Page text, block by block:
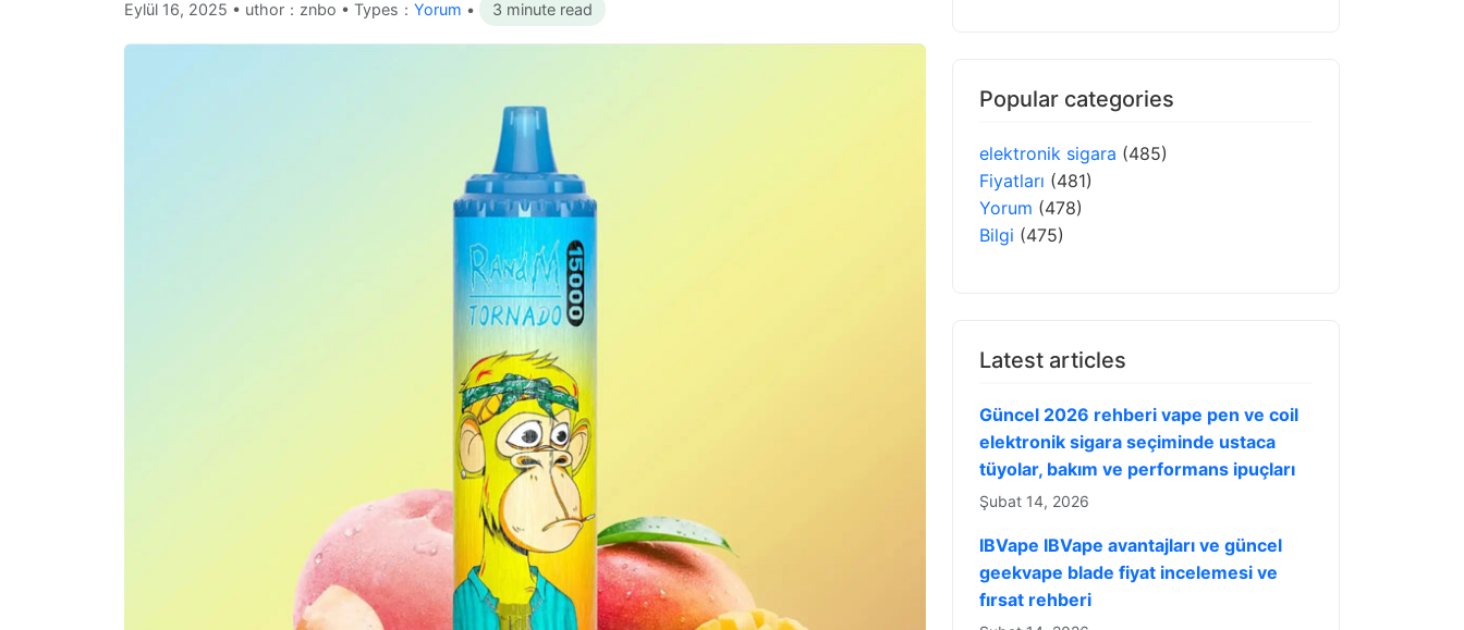
Eylül 16, 2025 • uthor：znbo • Types： Yorum • 3 minute read
Popular categories
elektronik sigara (485)
Fiyatları (481)
Yorum (478)
Bilgi (475)
Latest articles
Güncel 2026 rehberi vape pen ve coil
elektronik sigara seçiminde ustaca
tüyolar, bakım ve performans ipuçları
Şubat 14, 2026
IBVape IBVape avantajları ve güncel
geekvape blade fiyat incelemesi ve
fırsat rehberi